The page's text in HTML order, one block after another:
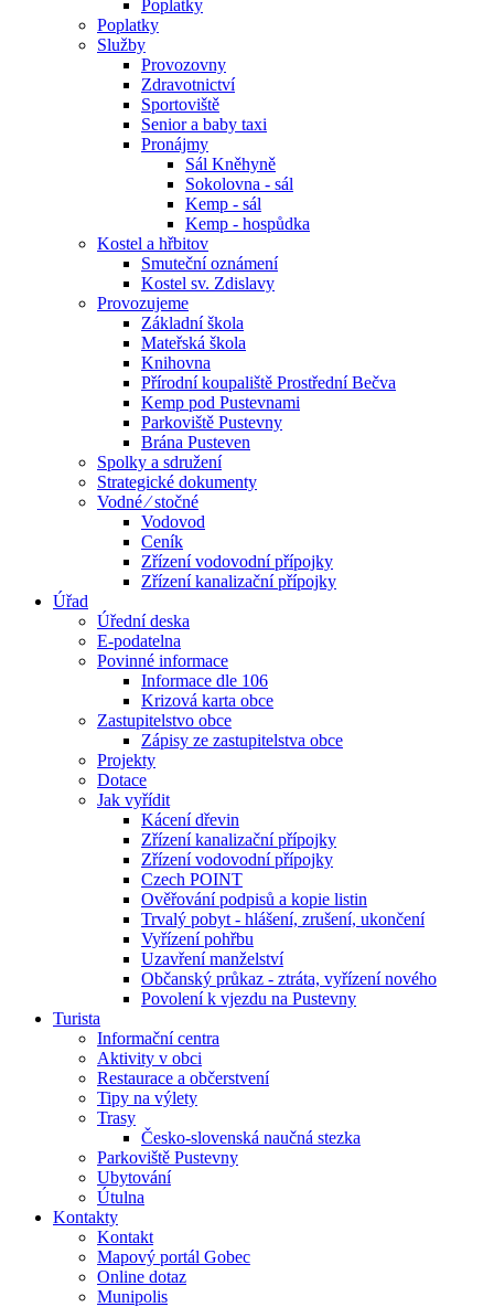
Poplatky
Poplatky
Služby
Provozovny
Zdravotnictví
Sportoviště
Senior a baby taxi
Pronájmy
Sál Kněhyně
Sokolovna - sál
Kemp - sál
Kemp - hospůdka
Kostel a hřbitov
Smuteční oznámení
Kostel sv. Zdislavy
Provozujeme
Základní škola
Mateřská škola
Knihovna
Přírodní koupaliště Prostřední Bečva
Kemp pod Pustevnami
Parkoviště Pustevny
Brána Pusteven
Spolky a sdružení
Strategické dokumenty
Vodné ⁄ stočné
Vodovod
Ceník
Zřízení vodovodní přípojky
Zřízení kanalizační přípojky
Úřad
Úřední deska
E-podatelna
Povinné informace
Informace dle 106
Krizová karta obce
Zastupitelstvo obce
Zápisy ze zastupitelstva obce
Projekty
Dotace
Jak vyřídit
Kácení dřevin
Zřízení kanalizační přípojky
Zřízení vodovodní přípojky
Czech POINT
Ověřování podpisů a kopie listin
Trvalý pobyt - hlášení, zrušení, ukončení
Vyřízení pohřbu
Uzavření manželství
Občanský průkaz - ztráta, vyřízení nového
Povolení k vjezdu na Pustevny
Turista
Informační centra
Aktivity v obci
Restaurace a občerstvení
Tipy na výlety
Trasy
Česko-slovenská naučná stezka
Parkoviště Pustevny
Ubytování
Útulna
Kontakty
Kontakt
Mapový portál Gobec
Online dotaz
Munipolis